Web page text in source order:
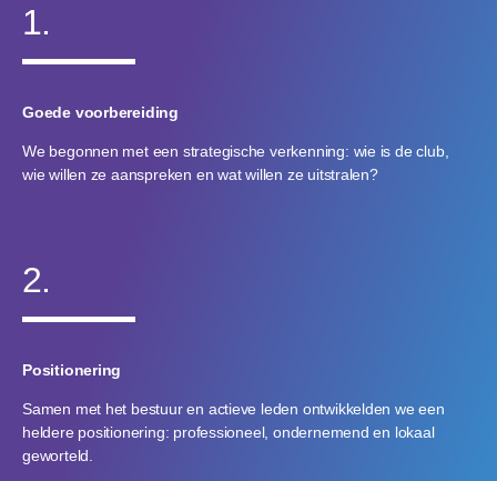
1.
Goede voorbereiding
We begonnen met een strategische verkenning: wie is de club,
wie willen ze aanspreken en wat willen ze uitstralen?
2.
Positionering
Samen met het bestuur en actieve leden ontwikkelden we een
heldere positionering: professioneel, ondernemend en lokaal
geworteld.